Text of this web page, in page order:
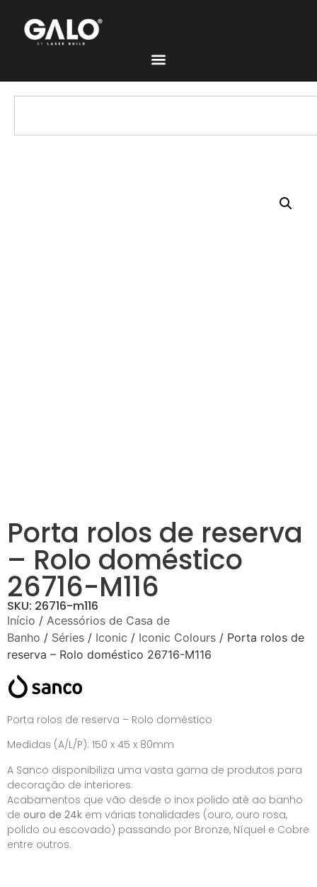
Porta rolos de reserva
– Rolo doméstico
26716-M116
SKU: 26716-m116
Início / Acessórios de Casa de
Banho / Séries / Iconic / Iconic Colours / Porta rolos de
reserva – Rolo doméstico 26716-M116
Porta rolos de reserva – Rolo doméstico
Medidas (A/L/P): 150 x 45 x 80mm
A Sanco disponibiliza uma vasta gama de produtos para
decoração de interiores.
Acabamentos que vão desde o inox polido até ao banho
de ouro de 24k em várias tonalidades (ouro, ouro rosa,
polido ou escovado) passando por Bronze, Níquel e Cobre
entre outros.